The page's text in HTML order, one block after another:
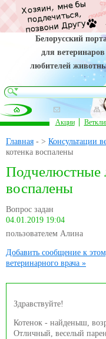
Белорусский
для
любителей
Главная - > Консультации
котенка воспалены
Подчелюстные
воспалены
Вопрос задан
04.01.2019 19:04
пользователем Алина
Добавить сообщение к
ветеринарного врача »
Здравствуйте!
Котенок - найденыш,
Отличный, веселый
Акции